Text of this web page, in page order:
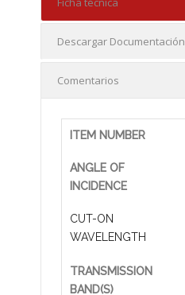
Descargar Documentación
Comentarios
ITEM NUMBER
ANGLE OF
INCIDENCE
CUT-ON
WAVELENGTH
TRANSMISSION
BAND(S)